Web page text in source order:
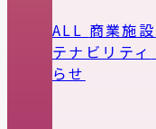
ALL 商業施設
テナビリティ
らせ